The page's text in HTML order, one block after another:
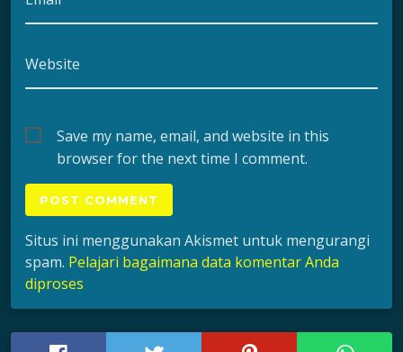
Website
Save my name, email, and website in this
browser for the next time I comment.
Situs ini menggunakan Akismet untuk mengurangi
spam. Pelajari bagaimana data komentar Anda
diproses